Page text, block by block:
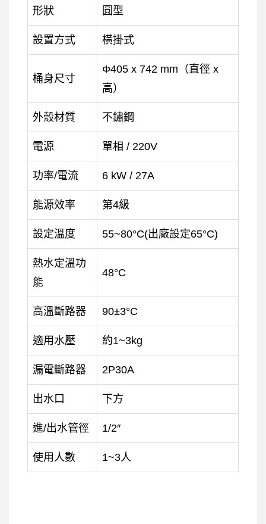
形狀 圓型
設置方式 橫掛式
桶身尺寸
Φ405 x 742 mm（直徑 x
高）
外殼材質 不鏽鋼
電源 單相 / 220V
功率/電流 6 kW / 27A
能源效率 第4級
設定溫度 55~80°C(出廠設定65°C)
熱水定溫功
能
48°C
高溫斷路器 90±3°C
適用水壓 約1~3kg
漏電斷路器 2P30A
出水口 下方
進/出水管徑 1/2″
使用人數 1~3人